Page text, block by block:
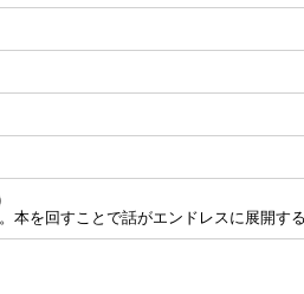
本を回すことで話がエンドレスに展開す